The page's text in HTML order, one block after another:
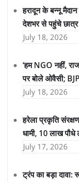
हरादून के बन्नू मैदान
देशभर से पहुंचे छात्र
July 18, 2026
‘हम NGO नहीं,
पर बोले ओवैसी; BJP
July 18, 2026
हरेला प्रकृति
धामी, 10 लाख
July 17, 2026
ट्रंप का बड़ा दावा: